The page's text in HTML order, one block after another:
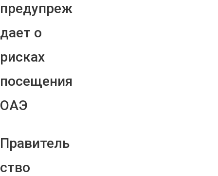
предупреж
дает о
рисках
посещения
ОАЭ
Правитель
ство